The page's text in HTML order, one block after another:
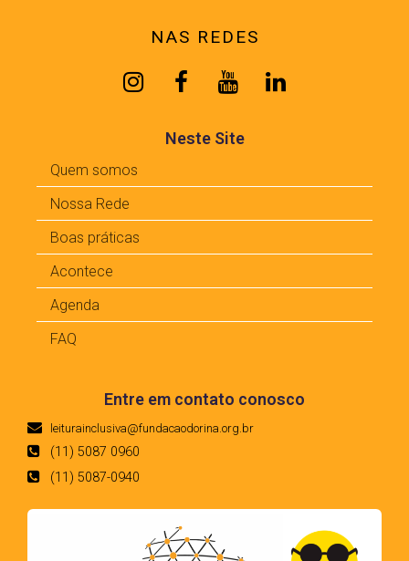
NAS REDES
Neste Site
Quem somos
Nossa Rede
Boas práticas
Acontece
Agenda
FAQ
Entre em contato conosco
leiturainclusiva@fundacaodorina.org.br
(11) 5087 0960
(11) 5087-0940